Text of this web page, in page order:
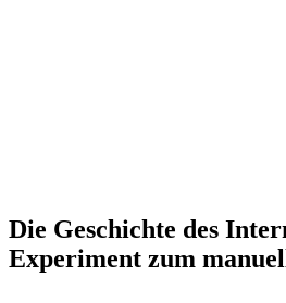
Die Geschichte des
Experiment zum